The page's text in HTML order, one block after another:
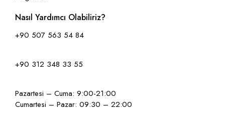
Nasıl Yardımcı Olabiliriz?
+90 507 563 54 84
+90 312 348 33 55
Pazartesi – Cuma: 9:00-21:00
Cumartesi – Pazar: 09:30 – 22:00